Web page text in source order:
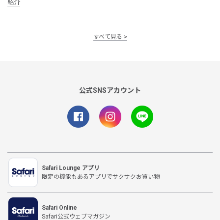
紹介
すべて見る
公式SNSアカウント
Safari Lounge アプリ
限定の機能もあるアプリでサクサクお買い物
Safari Online
Safari公式ウェブマガジン